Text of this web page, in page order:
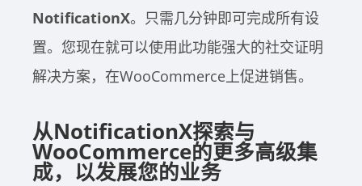
NotificationX。只需几分钟即可完成所有设
置。您现在就可以使用此功能强大的社交证明
解决方案，在WooCommerce上促进销售。
从NotificationX探索与
WooCommerce的更多高级集
成，以发展您的业务